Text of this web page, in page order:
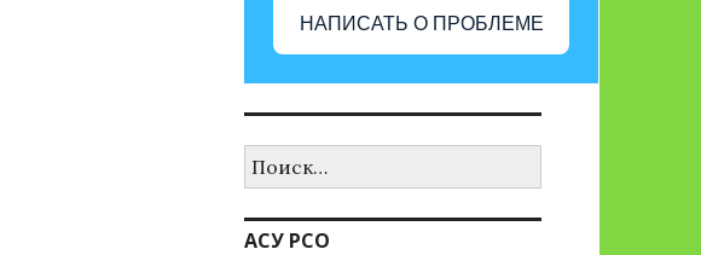
НАПИСАТЬ О ПРОБЛЕМЕ
АСУ РСО